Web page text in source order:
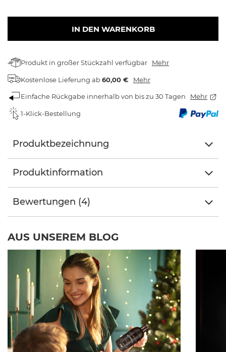
IN DEN WARENKORB
Produkt in großer Stückzahl verfügbar Mehr
Kostenlose Lieferung ab60,00 € Mehr
Einfache Rückgabe innerhalb von bis zu 30 Tagen Mehr
1-Klick-Bestellung
Produktbezeichnung
Produktinformation
Bewertungen (4)
AUS UNSEREM BLOG